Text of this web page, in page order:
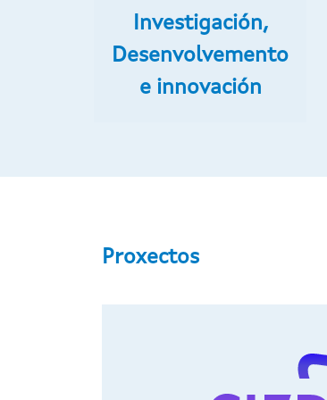
Investigación,
Desenvolvemento
e innovación
Ir o contido principal
Proxectos